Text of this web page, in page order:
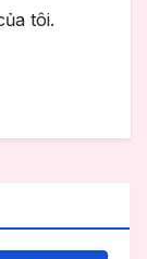
tôi.